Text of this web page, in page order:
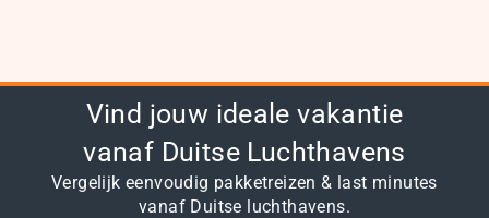
Vind jouw ideale vakantie
vanaf Duitse Luchthavens
Vergelijk eenvoudig pakketreizen & last minutes
vanaf Duitse luchthavens.